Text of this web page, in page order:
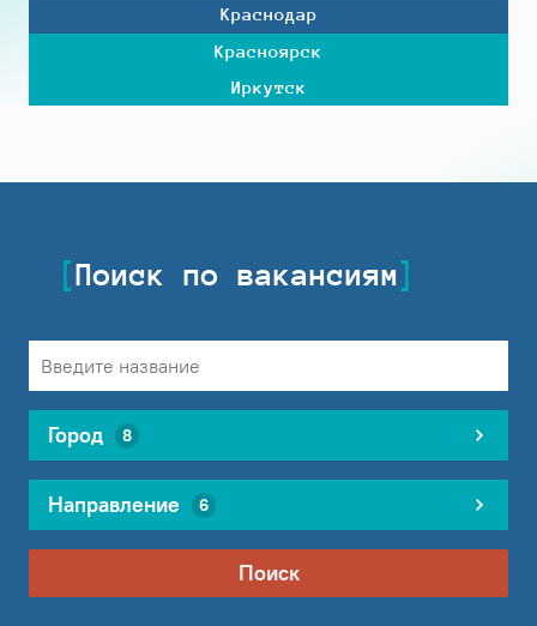
Краснодар
Красноярск
Иркутск
Поиск по вакансиям
Город 8
Направление 6
Поиск